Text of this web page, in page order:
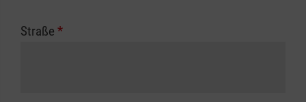
Straße *